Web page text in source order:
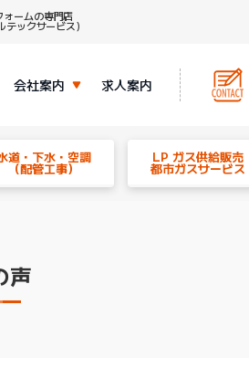
ームの専門店
ックサービス）
会社案内 求人案内
道・下水・空調
（配管工事）
LP ガス供給販売
都市ガスサービス
声